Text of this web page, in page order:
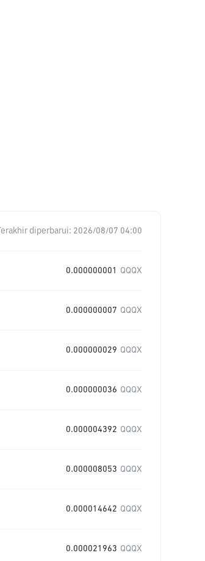
Terakhir diperbarui: 2026/08/07 04:00
0.000000001 QQQX
0.000000007 QQQX
0.000000029 QQQX
0.000000036 QQQX
0.000004392 QQQX
0.000008053 QQQX
0.000014642 QQQX
0.000021963 QQQX